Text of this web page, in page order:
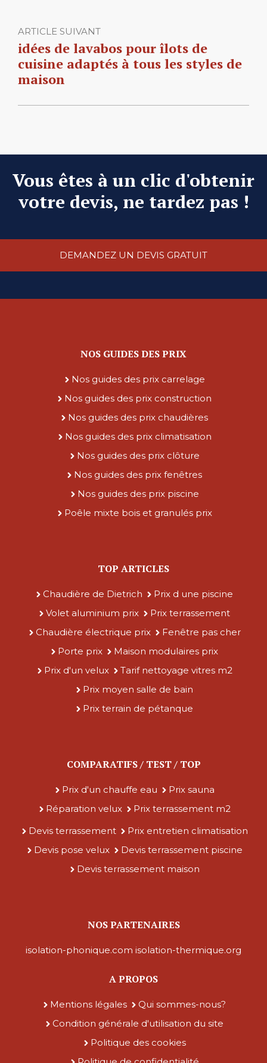
ARTICLE SUIVANT
idées de lavabos pour îlots de
cuisine adaptés à tous les styles de
maison
Vous êtes à un clic d'obtenir
votre devis, ne tardez pas !
DEMANDEZ UN DEVIS GRATUIT
NOS GUIDES DES PRIX
Nos guides des prix carrelage
Nos guides des prix construction
Nos guides des prix chaudières
Nos guides des prix climatisation
Nos guides des prix clôture
Nos guides des prix fenêtres
Nos guides des prix piscine
Poêle mixte bois et granulés prix
TOP ARTICLES
Chaudière de Dietrich
Prix d une piscine
Volet aluminium prix
Prix terrassement
Chaudière électrique prix
Fenêtre pas cher
Porte prix
Maison modulaires prix
Prix d'un velux
Tarif nettoyage vitres m2
Prix moyen salle de bain
Prix terrain de pétanque
COMPARATIFS / TEST / TOP
Prix d'un chauffe eau
Prix sauna
Réparation velux
Prix terrassement m2
Devis terrassement
Prix entretien climatisation
Devis pose velux
Devis terrassement piscine
Devis terrassement maison
NOS PARTENAIRES
isolation-phonique.com isolation-thermique.org
A PROPOS
Mentions légales
Qui sommes-nous?
Condition générale d'utilisation du site
Politique des cookies